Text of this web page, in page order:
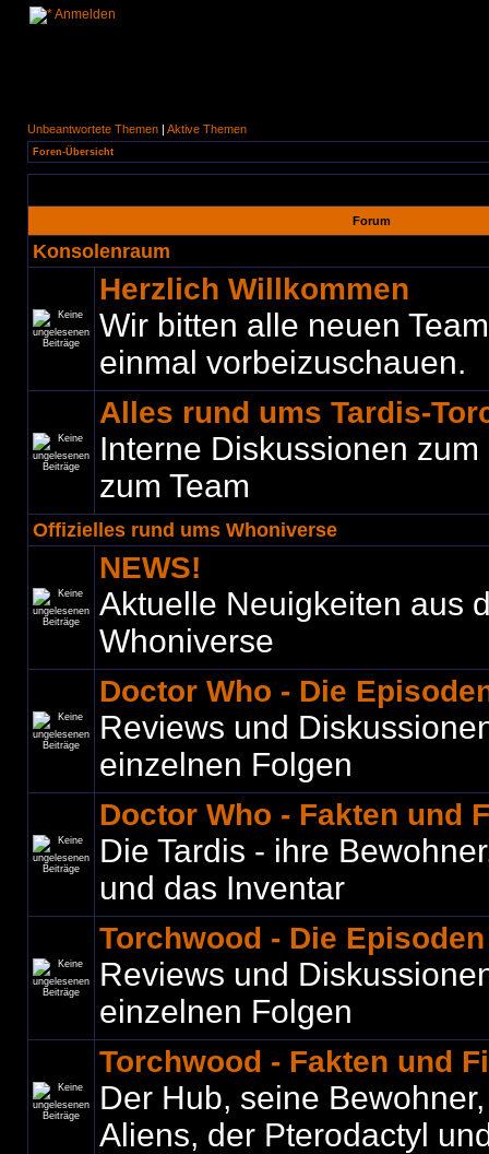
Anmelden
Unbeantwortete Themen | Aktive Themen
Foren-Übersicht
Forum
Konsolenraum
Herzlich Willkommen
Wir bitten alle neuen
einmal vorbeizuschauen.
Alles rund ums Tardis-
Interne Diskussionen
zum Team
Offizielles rund ums Whoniverse
NEWS!
Aktuelle Neuigkeiten aus
Whoniverse
Doctor Who - Die
Reviews und
einzelnen Folgen
Doctor Who - Fakten und
Die Tardis - ihre
und das Inventar
Torchwood - Die Episoden
Reviews und
einzelnen Folgen
Torchwood - Fakten und
Der Hub, seine
Aliens, der Pterodactyl